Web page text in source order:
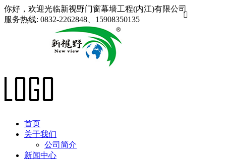
你好，欢迎光临新视野门窗幕墙工程(内江)有限公司
服务热线: 0832-2262848、15908350135

首页
关于我们
公司简介
新闻中心